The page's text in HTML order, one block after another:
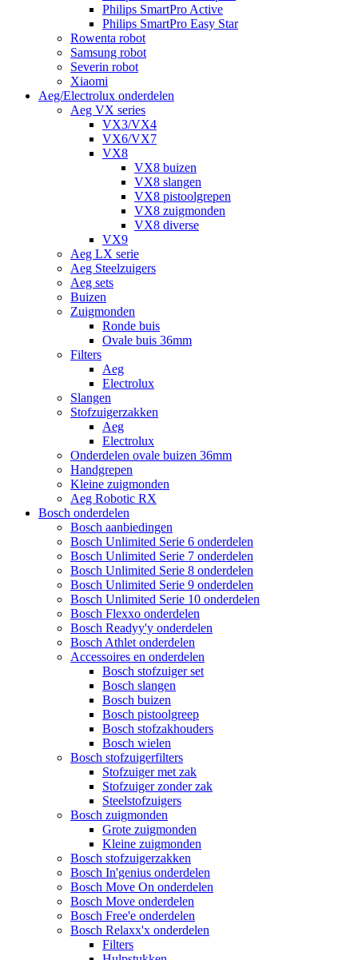
Philips SmartPro Active
Philips SmartPro Easy Star
Rowenta robot
Samsung robot
Severin robot
Xiaomi
Aeg/Electrolux onderdelen
Aeg VX series
VX3/VX4
VX6/VX7
VX8
VX8 buizen
VX8 slangen
VX8 pistoolgrepen
VX8 zuigmonden
VX8 diverse
VX9
Aeg LX serie
Aeg Steelzuigers
Aeg sets
Buizen
Zuigmonden
Ronde buis
Ovale buis 36mm
Filters
Aeg
Electrolux
Slangen
Stofzuigerzakken
Aeg
Electrolux
Onderdelen ovale buizen 36mm
Handgrepen
Kleine zuigmonden
Aeg Robotic RX
Bosch onderdelen
Bosch aanbiedingen
Bosch Unlimited Serie 6 onderdelen
Bosch Unlimited Serie 7 onderdelen
Bosch Unlimited Serie 8 onderdelen
Bosch Unlimited Serie 9 onderdelen
Bosch Unlimited Serie 10 onderdelen
Bosch Flexxo onderdelen
Bosch Readyy'y onderdelen
Bosch Athlet onderdelen
Accessoires en onderdelen
Bosch stofzuiger set
Bosch slangen
Bosch buizen
Bosch pistoolgreep
Bosch stofzakhouders
Bosch wielen
Bosch stofzuigerfilters
Stofzuiger met zak
Stofzuiger zonder zak
Steelstofzuigers
Bosch zuigmonden
Grote zuigmonden
Kleine zuigmonden
Bosch stofzuigerzakken
Bosch In'genius onderdelen
Bosch Move On onderdelen
Bosch Move onderdelen
Bosch Free'e onderdelen
Bosch Relaxx'x onderdelen
Filters